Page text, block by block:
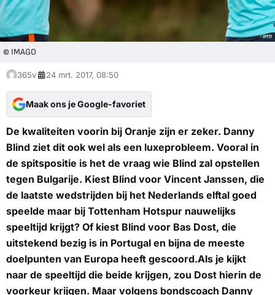
© IMAGO
365v 24 mrt. 2017, 08:50
Maak ons je Google-favoriet
De kwaliteiten voorin bij Oranje zijn er zeker. Danny
Blind ziet dit ook wel als een luxeprobleem. Vooral in
de spitspositie is het de vraag wie Blind zal opstellen
tegen Bulgarije. Kiest Blind voor Vincent Janssen, die
de laatste wedstrijden bij het Nederlands elftal goed
speelde maar bij Tottenham Hotspur nauwelijks
speeltijd krijgt? Of kiest Blind voor Bas Dost, die
uitstekend bezig is in Portugal en bijna de meeste
doelpunten van Europa heeft gescoord.Als je kijkt
naar de speeltijd die beide krijgen, zou Dost hierin de
voorkeur krijgen. Maar volgens bondscoach Danny